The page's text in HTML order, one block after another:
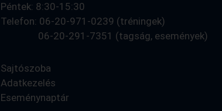
Péntek: 8:30-15:30
Telefon: 06-20-971-0239 (tréningek)
06-20-291-7351 (tagság, események)
Sajtószoba
Adatkezelés
Eseménynaptár